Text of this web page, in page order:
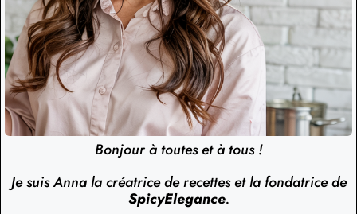
Bonjour à toutes et à tous !
Je suis Anna la créatrice de recettes et la fondatrice de
SpicyElegance.